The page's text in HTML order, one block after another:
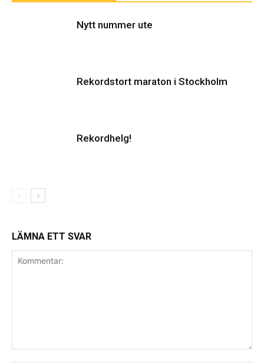
Nytt nummer ute
Rekordstort maraton i Stockholm
Rekordhelg!
LÄMNA ETT SVAR